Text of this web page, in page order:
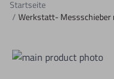
Startseite
/ Werkstatt- Messschieber